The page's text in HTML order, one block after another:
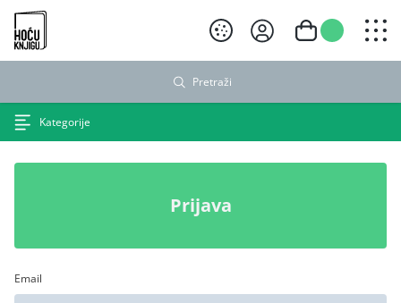
Hoću knjigu crni logo
Pretraži
Kategorije
Prijava
Email